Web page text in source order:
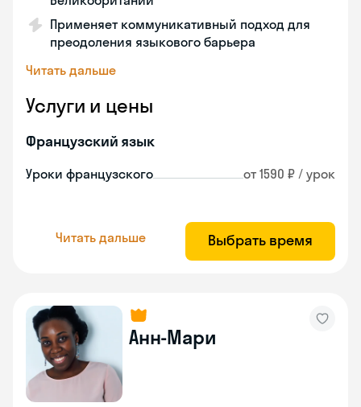
Применяет коммуникативный подход для
преодоления языкового барьера
Читать дальше
Услуги и цены
Французский язык
Уроки французского от 1590 ₽ / урок
Читать дальше Выбрать время
Анн-Мари